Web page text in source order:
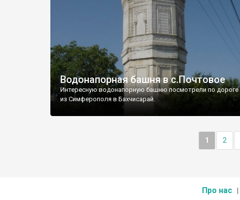
Водонапорная башня в с.Почтовое
Интересную водонапорную башню посмотрели по дороге
из Симферополя в Бахчисарай.
1 2
Про нас